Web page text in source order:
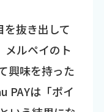
抜き出して
メルペイのト
興味を持った
PAYは「ポイ